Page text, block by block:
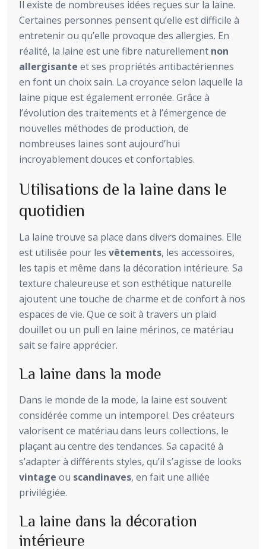
Il existe de nombreuses idées reçues sur la laine.
Certaines personnes pensent qu’elle est difficile à
entretenir ou qu’elle provoque des allergies. En
réalité, la laine est une fibre naturellement non
allergisante et ses propriétés antibactériennes
en font un choix sain. La croyance selon laquelle la
laine pique est également erronée. Grâce à
l’évolution des traitements et à l’émergence de
nouvelles méthodes de production, de
nombreuses laines sont aujourd’hui
incroyablement douces et confortables.
Utilisations de la laine dans le
quotidien
La laine trouve sa place dans divers domaines. Elle
est utilisée pour les vêtements, les accessoires,
les tapis et même dans la décoration intérieure. Sa
texture chaleureuse et son esthétique naturelle
ajoutent une touche de charme et de confort à nos
espaces de vie. Que ce soit à travers un plaid
douillet ou un pull en laine mérinos, ce matériau
sait se faire apprécier.
La laine dans la mode
Dans le monde de la mode, la laine est souvent
considérée comme un intemporel. Des créateurs
valorisent ce matériau dans leurs collections, le
plaçant au centre des tendances. Sa capacité à
s’adapter à différents styles, qu’il s’agisse de looks
vintage ou scandinaves, en fait une alliée
privilégiée.
La laine dans la décoration
intérieure